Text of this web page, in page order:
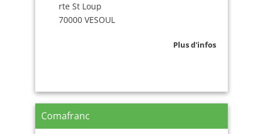
rte St Loup
70000 VESOUL
Plus d'infos
Comafranc